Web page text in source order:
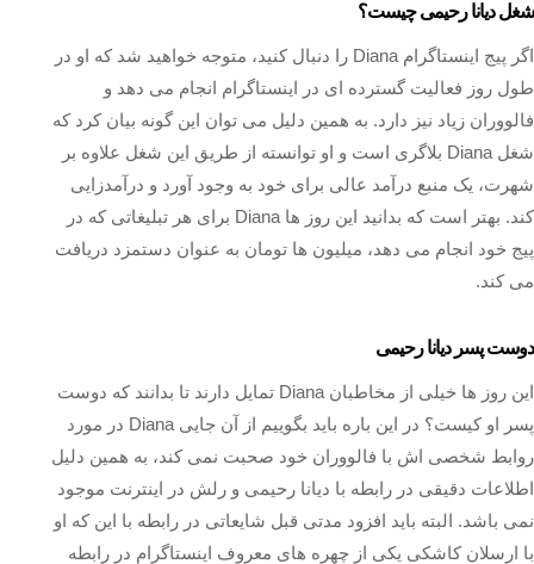
شغل دیانا رحیمی چیست؟
اگر پیج اینستاگرام Diana را دنبال کنید، متوجه خواهید شد که او در
طول روز فعالیت گسترده ای در اینستاگرام انجام می دهد و
فالووران زیاد نیز دارد. به همین دلیل می‌ توان این گونه بیان کرد که
شغل Diana بلاگری است و او توانسته از طریق این شغل علاوه بر
شهرت، یک منبع درآمد عالی برای خود به وجود آورد و درآمدزایی
کند. بهتر است که بدانید این روز ها Diana برای هر تبلیغاتی که در
پیج خود انجام می دهد، میلیون ها تومان به عنوان دستمزد دریافت
می کند.
دوست پسر دیانا رحیمی
این روز ها خیلی از مخاطبان Diana تمایل دارند تا بدانند که دوست
پسر او کیست؟ در این باره باید بگوییم از آن جایی Diana در مورد
روابط شخصی اش با فالووران خود صحبت نمی کند، به همین دلیل
اطلاعات دقیقی در رابطه با دیانا رحیمی و رلش در اینترنت موجود
نمی باشد. البته باید افزود مدتی قبل شایعاتی در رابطه با این که او
با ارسلان کاشکی یکی از چهره های معروف اینستاگرام در رابطه